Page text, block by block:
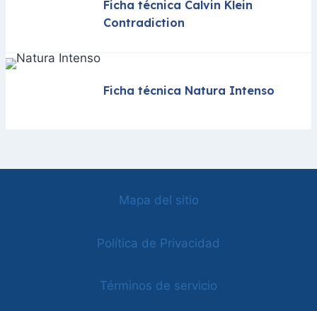
Ficha técnica Calvin Klein
Contradiction
Ficha técnica Natura Intenso
Mapa del sitio
Política de Privacidad
Términos de servicio